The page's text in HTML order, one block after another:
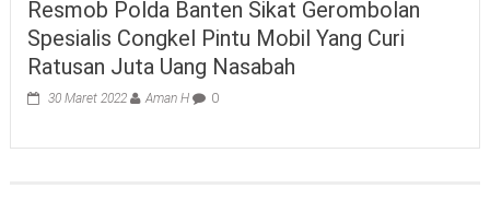
Resmob Polda Banten Sikat Gerombolan
Spesialis Congkel Pintu Mobil Yang Curi
Ratusan Juta Uang Nasabah
30 Maret 2022 Aman H 0